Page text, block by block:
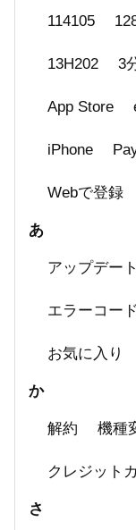
スマート
114105
13H202 3
App Store
iPhone
Webで登録
あ
アップデート
エラーコード
お気に入り
か
解約 機種
クレジット
さ